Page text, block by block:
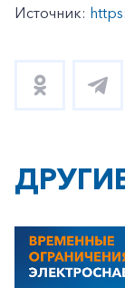
Источник: